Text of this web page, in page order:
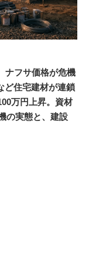
ナフサ価格が危機
ど住宅建材が連鎖
万円上昇。資材
の実態と、建設